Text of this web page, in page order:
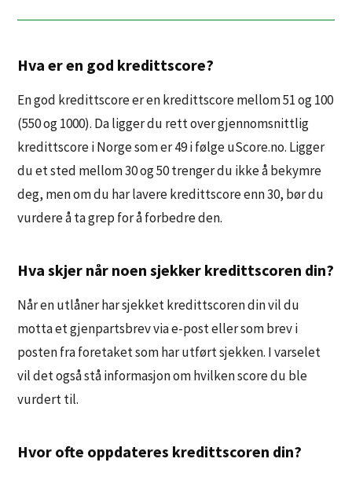
Hva er en god kredittscore?
En god kredittscore er en kredittscore mellom 51 og 100
(550 og 1000). Da ligger du rett over gjennomsnittlig
kredittscore i Norge som er 49 i følge uScore.no. Ligger
du et sted mellom 30 og 50 trenger du ikke å bekymre
deg, men om du har lavere kredittscore enn 30, bør du
vurdere å ta grep for å forbedre den.
Hva skjer når noen sjekker kredittscoren din?
Når en utlåner har sjekket kredittscoren din vil du
motta et gjenpartsbrev via e-post eller som brev i
posten fra foretaket som har utført sjekken. I varselet
vil det også stå informasjon om hvilken score du ble
vurdert til.
Hvor ofte oppdateres kredittscoren din?